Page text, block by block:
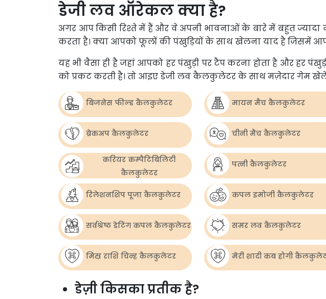
डेजी लव ऑरेकल क्या है?
अगर आप किसी रिश्ते में हैं और वे अपनी भावनाओं के बारे में बहुत
करता है। क्या आपको फूलों की पंखुड़ियों के साथ खेलना याद है जिसमें
यह भी वैसा ही है जहां आपको हर पंखुड़ी पर टैप करना होता है और
को प्रकट करती है। तो आइए डेजी लव कैलकुलेटर के साथ मज़ेदार गेम
बिजनेस फील्ड कैलकुलेटर मायन मैच कैलकुलेटर
ब्रेकअप कैलकुलेटर चीनी मैच कैलकुलेटर
करियर कम्पैटिबिलिटी
कैलकुलेटर
पत्नी कैलकुलेटर
रिलेशनशिप पूजा कैलकुलेटर कपल इमोजी कैलकुलेटर
सर्वश्रेष्ठ डेटिंग कपल कैलकुलेटर समर लव कैलकुलेटर
मिस्र राशि चिन्ह कैलकुलेटर मेरी शादी कब होगी
डेज़ी किसका प्रतीक है?